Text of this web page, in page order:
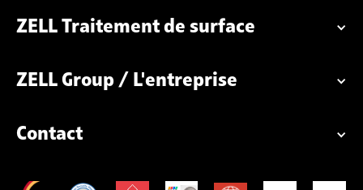
ZELL Traitement de surface
ZELL Group / L'entreprise
Contact